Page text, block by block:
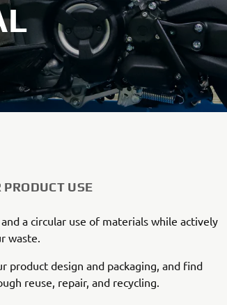
USE
a circular use of materials while actively
waste.
product design and packaging, and find
reuse, repair, and recycling.